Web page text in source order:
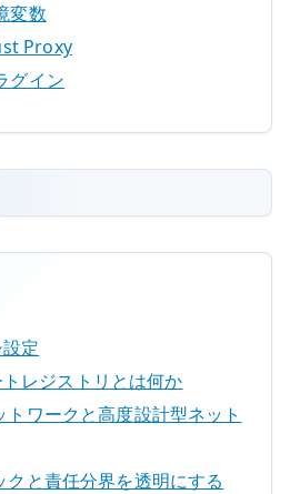
変数
Proxy
グイン
定
レジストリとは何か
ワークと高度設計型ネット
クと責任分界を透明にする